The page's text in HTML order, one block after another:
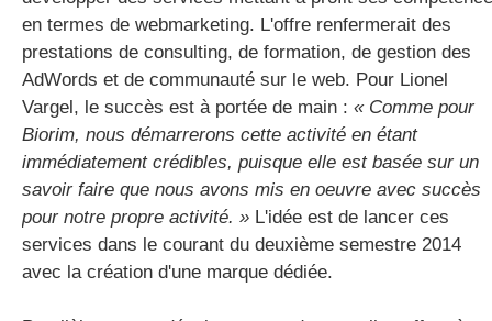
en termes de webmarketing. L'offre renfermerait des
prestations de consulting, de formation, de gestion des
AdWords et de communauté sur le web. Pour Lionel
Vargel, le succès est à portée de main : « Comme pour
Biorim, nous démarrerons cette activité en étant
immédiatement crédibles, puisque elle est basée sur un
savoir faire que nous avons mis en oeuvre avec succès
pour notre propre activité. » L'idée est de lancer ces
services dans le courant du deuxième semestre 2014
avec la création d'une marque dédiée.